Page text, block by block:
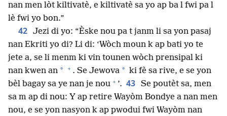
nan men lòt kiltivatè, e kiltivatè sa yo ap ba l fwi pa l
lè fwi yo bon.”
42 Jezi di yo: “Èske nou pa t janm li sa yon pasaj
nan Ekriti yo di? Li di: ‘Wòch moun k ap bati yo te
jete a, se li menm ki vin tounen wòch prensipal ki
nan kwen an * + . Se Jewova * ki fè sa rive, e se yon
bèl bagay sa ye nan je nou + ’. 43 Se poutèt sa, men
sa m ap di nou: Y ap retire Wayòm Bondye a nan men
nou, e se yon nasyon k ap pwodui fwi Wayòm nan